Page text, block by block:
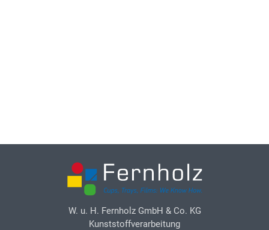
W. u. H. Fernholz GmbH & Co. KG
Kunststoffverarbeitung